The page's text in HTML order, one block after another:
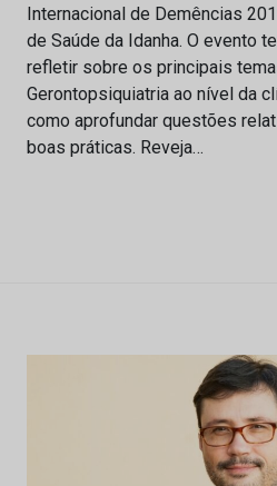
Internacional de Demências
de Saúde da Idanha. O evento
refletir sobre os principais
Gerontopsiquiatria ao nível da
como aprofundar questões
boas práticas. Reveja…